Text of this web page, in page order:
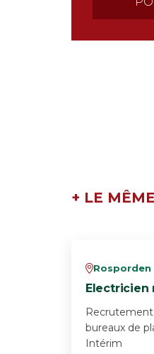
+ LE
vRosporden
Electricien
bureaux de
Intérim